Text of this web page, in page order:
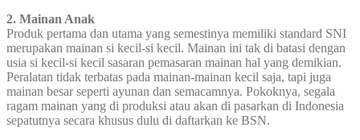
2. Mainan Anak
Produk pertama dan utama yang semestinya memiliki standard SNI
merupakan mainan si kecil-si kecil. Mainan ini tak di batasi dengan
usia si kecil-si kecil sasaran pemasaran mainan hal yang demikian.
Peralatan tidak terbatas pada mainan-mainan kecil saja, tapi juga
mainan besar seperti ayunan dan semacamnya. Pokoknya, segala
ragam mainan yang di produksi atau akan di pasarkan di Indonesia
sepatutnya secara khusus dulu di daftarkan ke BSN.